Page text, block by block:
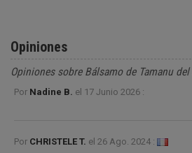
Opiniones
Opiniones sobre Bálsamo de Tamanu
Por Nadine B. el 17 Junio 2026 :
Por CHRISTELE T. el 26 Ago. 2024 :